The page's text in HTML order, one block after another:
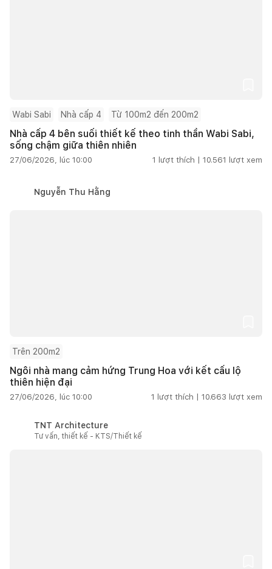
Wabi Sabi Nhà cấp 4 Từ 100m2 đến 200m2
Nhà cấp 4 bên suối thiết kế theo tinh thần Wabi Sabi,
sống chậm giữa thiên nhiên
27/06/2026, lúc 10:00 1 lượt thích | 10.561 lượt xem
Nguyễn Thu Hằng
Trên 200m2
Ngôi nhà mang cảm hứng Trung Hoa với kết cấu lộ
thiên hiện đại
27/06/2026, lúc 10:00 1 lượt thích | 10.663 lượt xem
TNT Architecture
Tư vấn, thiết kế - KTS/Thiết kế